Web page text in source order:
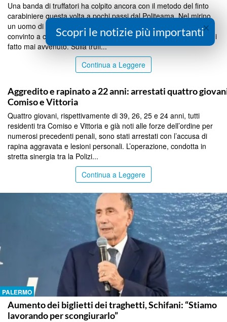
Una banda di truffatori ha colpito ancora con il metodo del finto
carabiniere questa volta a pochi passi dal Politeama. Nel mirino
un uomo di 79 anni, presidente di un’associazione di categoria,
convinto a consegnare soldi e gioielli per un presunto incidente di
fatto mai avvenuto. Sulla truff...
Continua a Leggere
Aggredito e rapinato a 22 anni: arrestati quattro
Comiso e Vittoria
Quattro giovani, rispettivamente di 39, 26, 25 e 24 anni, tutti
residenti tra Comiso e Vittoria e già noti alle forze dell’ordine per
numerosi precedenti penali, sono stati arrestati con l’accusa di
rapina aggravata e lesioni personali. L’operazione, condotta in
stretta sinergia tra la Polizi...
Continua a Leggere
PALERMO
Aumento dei biglietti dei traghetti, Schifani: “Stiamo
lavorando per scongiurarlo”
×
Scopri le notizie più importanti